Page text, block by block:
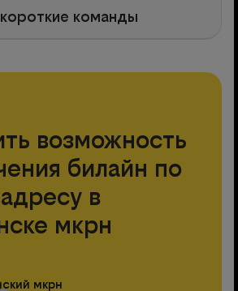
команды
возможность
билайн по
в
мкрн
мкрн